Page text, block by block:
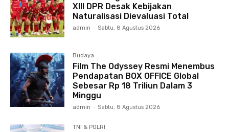
XIII DPR Desak Kebijakan
Naturalisasi Dievaluasi Total
admin - Sabtu, 8 Agustus 2026
Budaya
Film The Odyssey Resmi Menembus
Pendapatan BOX OFFICE Global
Sebesar Rp 18 Triliun Dalam 3
Minggu
admin - Sabtu, 8 Agustus 2026
TNI & POLRI